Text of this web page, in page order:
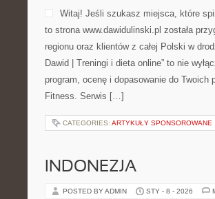
Witaj! Jeśli szukasz miejsca, które
to strona www.dawidulinski.pl została
regionu oraz klientów z całej Polski w
Dawid | Treningi i dieta online” to nie
program, ocenę i dopasowanie do Twoich
Fitness. Serwis […]
CATEGORIES: ARTYKUŁY SPONSOROWANE
INDONEZJA
POSTED BY ADMIN STY - 8 - 2026